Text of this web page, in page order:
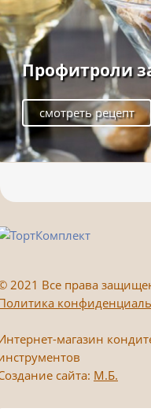
Профитроли
смотреть рецепт
2021 Все права
магазин
сайта: М.Б.